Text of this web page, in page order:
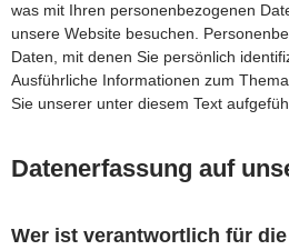
was mit Ihren personenbezogenen
unsere Website besuchen.
Daten, mit denen Sie persönlich
Ausführliche Informationen zum
Sie unserer unter diesem Text
Datenerfassung auf
Wer ist verantwortlich für